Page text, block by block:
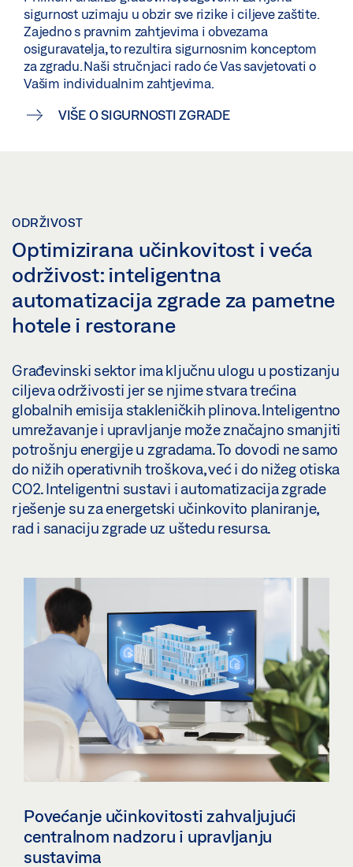
sigurnost uzimaju u obzir sve rizike i ciljeve zaštite.
Zajedno s pravnim zahtjevima i obvezama
osiguravatelja, to rezultira sigurnosnim konceptom
za zgradu. Naši stručnjaci rado će Vas savjetovati o
Vašim individualnim zahtjevima.
VIŠE O SIGURNOSTI ZGRADE
ODRŽIVOST
Optimizirana učinkovitost i veća
održivost: inteligentna
automatizacija zgrade za pametne
hotele i restorane
Građevinski sektor ima ključnu ulogu u postizanju
ciljeva održivosti jer se njime stvara trećina
globalnih emisija stakleničkih plinova. Inteligentno
umrežavanje i upravljanje može značajno smanjiti
potrošnju energije u zgradama. To dovodi ne samo
do nižih operativnih troškova, već i do nižeg otiska
CO2. Inteligentni sustavi i automatizacija zgrade
rješenje su za energetski učinkovito planiranje,
rad i sanaciju zgrade uz uštedu resursa.
Povećanje učinkovitosti zahvaljujući
centralnom nadzoru i upravljanju
sustavima